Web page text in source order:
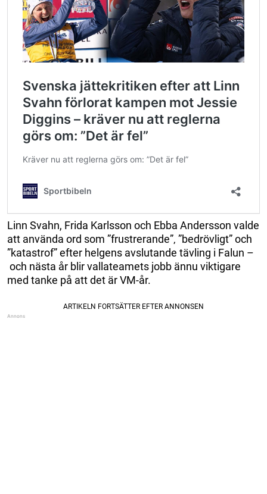
Linn Svahn, Frida Karlsson och Ebba Andersson valde
att använda ord som ”frustrerande”‚ ”bedrövligt” och
”katastrof” efter helgens avslutande tävling i Falun –
och nästa år blir vallateamets jobb ännu viktigare
med tanke på att det är VM-år.